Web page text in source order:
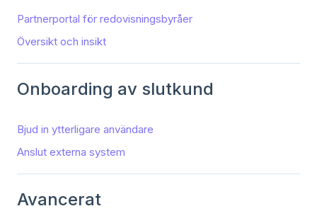
Partnerportal för redovisningsbyråer
Översikt och insikt
Onboarding av slutkund
Bjud in ytterligare användare
Anslut externa system
Avancerat